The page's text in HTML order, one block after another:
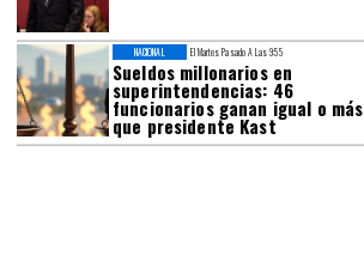
El Martes Pasado A Las 9:55
Sueldos millonarios en
superintendencias: 46
funcionarios ganan igual o más
que presidente Kast
NACIONAL